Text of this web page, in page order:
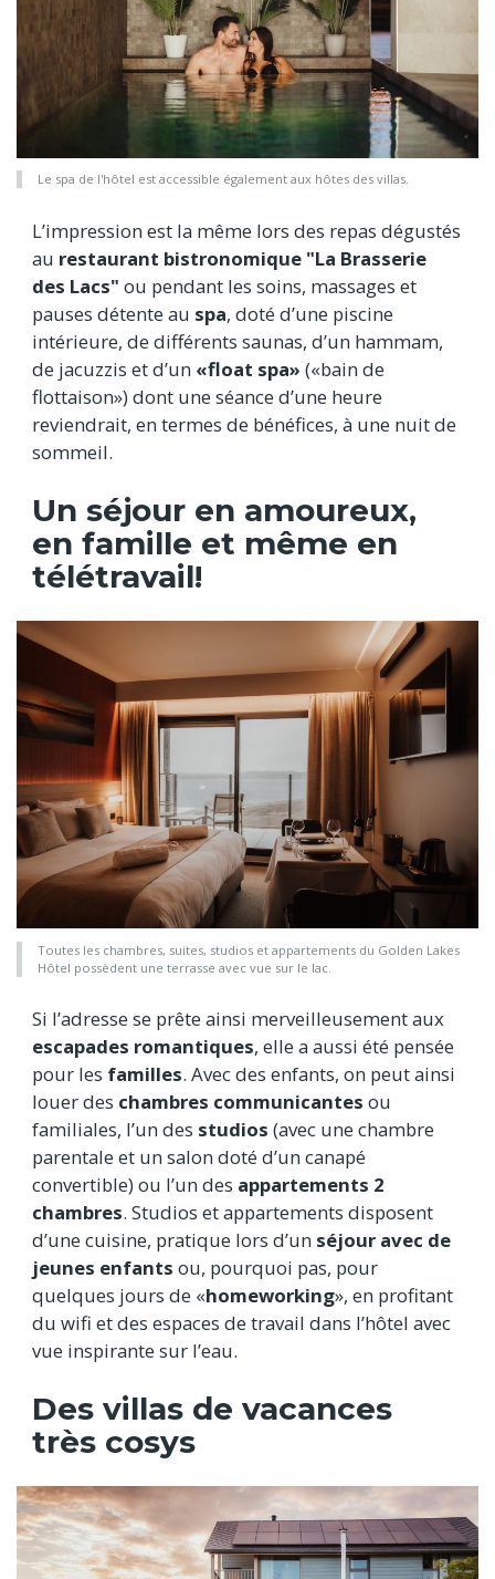
Le spa de l'hôtel est accessible également aux hôtes des villas.
L’impression est la même lors des repas dégustés
au restaurant bistronomique "La Brasserie
des Lacs" ou pendant les soins, massages et
pauses détente au spa, doté d’une piscine
intérieure, de différents saunas, d’un hammam,
de jacuzzis et d’un «float spa» («bain de
flottaison») dont une séance d’une heure
reviendrait, en termes de bénéfices, à une nuit de
sommeil.
Un séjour en amoureux,
en famille et même en
télétravail!
Toutes les chambres, suites, studios et appartements du Golden Lakes
Hôtel possèdent une terrasse avec vue sur le lac.
Si l’adresse se prête ainsi merveilleusement aux
escapades romantiques, elle a aussi été pensée
pour les familles. Avec des enfants, on peut ainsi
louer des chambres communicantes ou
familiales, l’un des studios (avec une chambre
parentale et un salon doté d’un canapé
convertible) ou l’un des appartements 2
chambres. Studios et appartements disposent
d’une cuisine, pratique lors d’un séjour avec de
jeunes enfants ou, pourquoi pas, pour
quelques jours de «homeworking», en profitant
du wifi et des espaces de travail dans l’hôtel avec
vue inspirante sur l’eau.
Des villas de vacances
très cosys